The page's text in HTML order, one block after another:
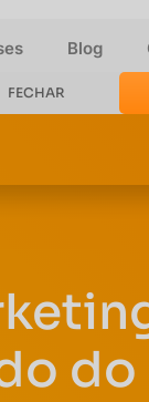
Blog
FECHAR